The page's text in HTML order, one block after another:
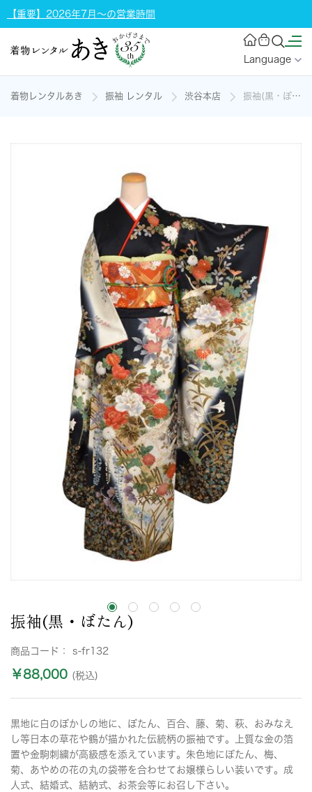
【重要】2026年7月～の営業時間
Language
着物レンタルあき 振袖 レンタル 渋谷本店 振袖(黒・ぼたん)の着物レンタル
振袖(黒・ぼたん)
商品コード： s-fr132
￥88,000 (税込)
黒地に白のぼかしの地に、ぼたん、百合、藤、菊、萩、おみなえ
し等日本の草花や鶴が描かれた伝統柄の振袖です。上質な金の箔
置や金駒刺繍が高級感を添えています。朱色地にぼたん、梅、
菊、あやめの花の丸の袋帯を合わせてお嬢様らしい装いです。成
人式、結婚式、結納式、お茶会等にお召し下さい。